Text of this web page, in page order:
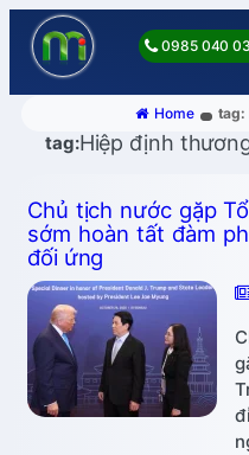
0985 040
Home tag:
tag:Hiệp định
Chủ tịch nước gặp
sớm hoàn tất đàm
đối ứng